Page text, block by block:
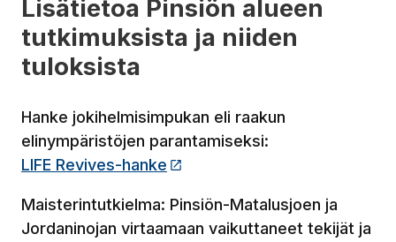
Lisätietoa Pinsiön alueen
tutkimuksista ja niiden
tuloksista
Hanke jokihelmisimpukan eli raakun
elinympäristöjen parantamiseksi:
LIFE Revives-hanke
Maisterintutkielma: Pinsiön-Matalusjoen ja
Jordaninojan virtaamaan vaikuttaneet tekijät ja